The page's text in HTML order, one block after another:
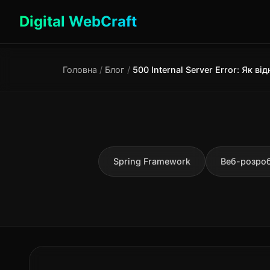
Digital WebCraft
Головна / Блог /
Spring Framework Веб-